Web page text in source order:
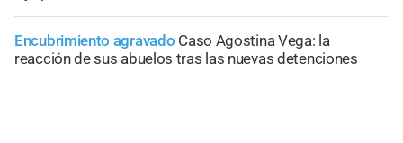
Encubrimiento agravado Caso Agostina Vega: la
reacción de sus abuelos tras las nuevas detenciones